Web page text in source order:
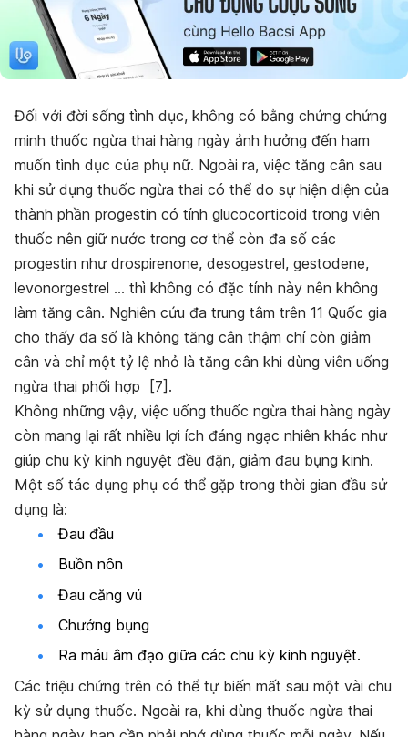
Đối với đời sống tình dục, không có bằng chứng chứng
minh thuốc ngừa thai hàng ngày ảnh hưởng đến ham
muốn tình dục của phụ nữ. Ngoài ra, việc tăng cân sau
khi sử dụng thuốc ngừa thai có thể do sự hiện diện của
thành phần progestin có tính glucocorticoid trong viên
thuốc nên giữ nước trong cơ thể còn đa số các
progestin như drospirenone, desogestrel, gestodene,
levonorgestrel … thì không có đặc tính này nên không
làm tăng cân. Nghiên cứu đa trung tâm trên 11 Quốc gia
cho thấy đa số là không tăng cân thậm chí còn giảm
cân và chỉ một tỷ lệ nhỏ là tăng cân khi dùng viên uống
ngừa thai phối hợp [7].
Không những vậy, việc uống thuốc ngừa thai hàng ngày
còn mang lại rất nhiều lợi ích đáng ngạc nhiên khác như
giúp chu kỳ kinh nguyệt đều đặn, giảm đau bụng kinh.
Một số tác dụng phụ có thể gặp trong thời gian đầu sử
dụng là:
Đau đầu
Buồn nôn
Đau căng vú
Chướng bụng
Ra máu âm đạo giữa các chu kỳ kinh nguyệt.
Các triệu chứng trên có thể tự biến mất sau một vài chu
kỳ sử dụng thuốc. Ngoài ra, khi dùng thuốc ngừa thai